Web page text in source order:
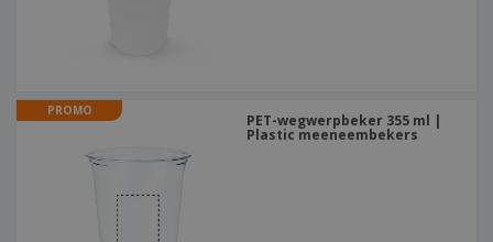
PROMO
PET-wegwerpbeker 355 ml |
Plastic meeneembekers